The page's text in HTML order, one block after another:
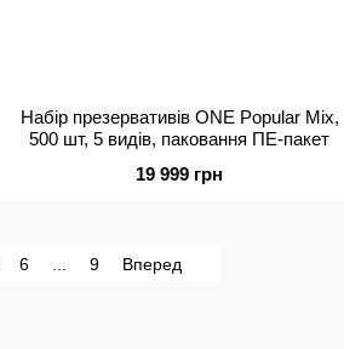
Набір презервативів ONE Popular Mix,
500 шт, 5 видів, паковання ПЕ-пакет
19 999 грн
6 9 Вперед